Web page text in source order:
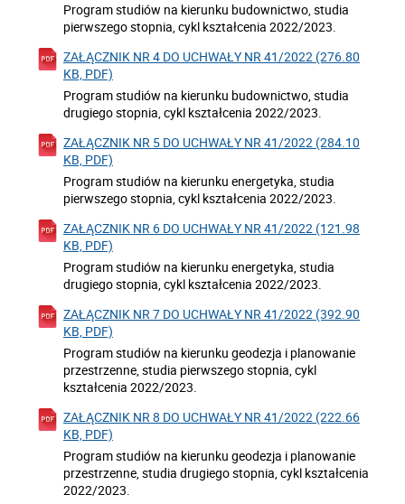
Program studiów na kierunku budownictwo, studia
pierwszego stopnia, cykl kształcenia 2022/2023.
ZAŁĄCZNIK NR 4 DO UCHWAŁY NR 41/2022 (276.80
KB, PDF)
Program studiów na kierunku budownictwo, studia
drugiego stopnia, cykl kształcenia 2022/2023.
ZAŁĄCZNIK NR 5 DO UCHWAŁY NR 41/2022 (284.10
KB, PDF)
Program studiów na kierunku energetyka, studia
pierwszego stopnia, cykl kształcenia 2022/2023.
ZAŁĄCZNIK NR 6 DO UCHWAŁY NR 41/2022 (121.98
KB, PDF)
Program studiów na kierunku energetyka, studia
drugiego stopnia, cykl kształcenia 2022/2023.
ZAŁĄCZNIK NR 7 DO UCHWAŁY NR 41/2022 (392.90
KB, PDF)
Program studiów na kierunku geodezja i planowanie
przestrzenne, studia pierwszego stopnia, cykl
kształcenia 2022/2023.
ZAŁĄCZNIK NR 8 DO UCHWAŁY NR 41/2022 (222.66
KB, PDF)
Program studiów na kierunku geodezja i planowanie
przestrzenne, studia drugiego stopnia, cykl kształcenia
2022/2023.